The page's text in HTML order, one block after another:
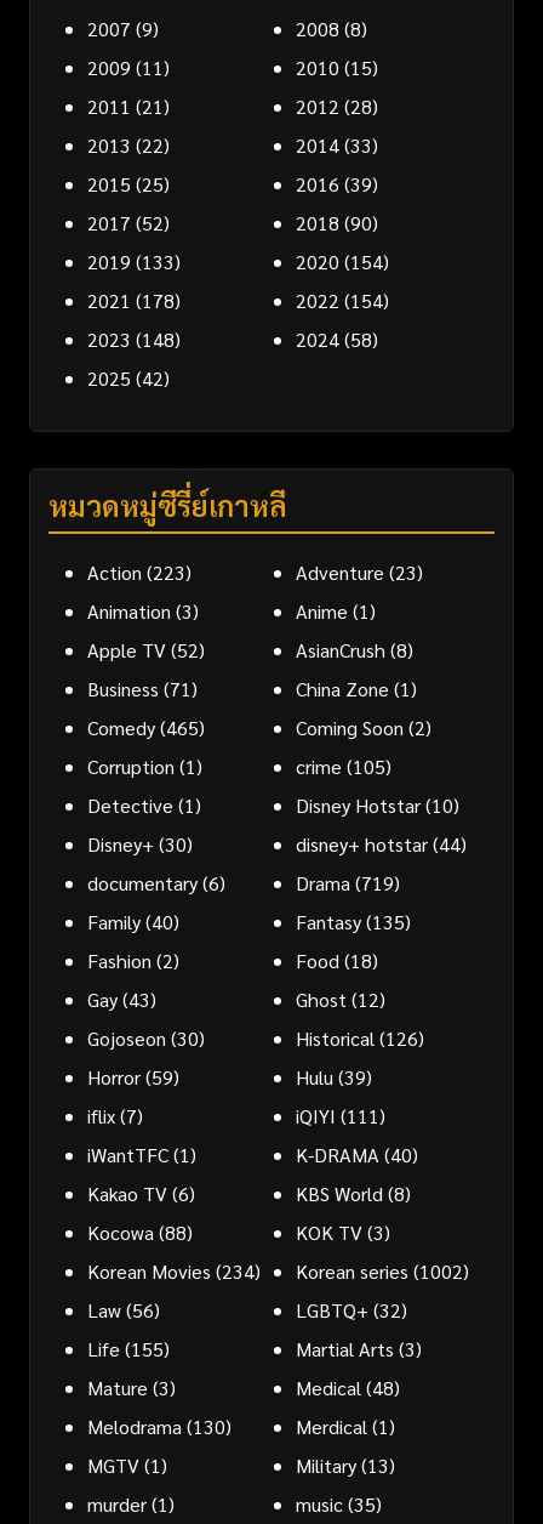
2007 (9) 2008 (8)
2009 (11) 2010 (15)
2011 (21) 2012 (28)
2013 (22) 2014(33)
2015 (25) 2016 (39)
2017 (52) 2018 (90)
2019 (133) 2020 (154)
2021 (178) 2022 (154)
2023 (148) 2024(58)
2025 (42)
หมวดหมู่ซีรี่ย์เกาหลี
Action (223) Adventure (23)
Animation (3) Anime (1)
Apple TV(52) AsianCrush (8)
Business (71) China Zone (1)
Comedy(465) Coming Soon (2)
Corruption (1) crime (105)
Detective (1) Disney Hotstar(10)
Disney+ (30) disney+ hotstar(44)
documentary(6) Drama (719)
Family(40) Fantasy(135)
Fashion (2) Food (18)
Gay(43) Ghost (12)
Gojoseon (30) Historical (126)
Horror(59) Hulu (39)
iflix(7) iQIYI (111)
iWantTFC(1) K-DRAMA (40)
Kakao TV(6) KBS World (8)
Kocowa (88) KOK TV(3)
Korean Movies (234) Korean series (1002)
Law(56) LGBTQ+ (32)
Life (155) Martial Arts (3)
Mature (3) Medical (48)
Melodrama (130) Merdical (1)
MGTV(1) Military(13)
murder(1) music(35)